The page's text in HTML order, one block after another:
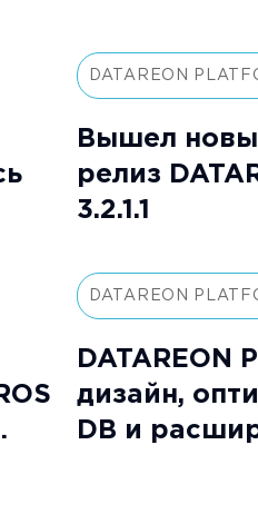
DATAREON
Вышел
релиз
3.2.1.1
DATAREON
DATAREON
дизайн,
DB и